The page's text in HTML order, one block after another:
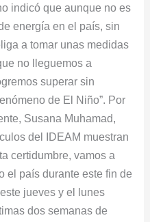
indicó que aunque no es
energía en el país, sin
a tomar unas medidas
no lleguemos a
superar sin
de El Niño”. Por
Susana Muhamad,
del IDEAM muestran
certidumbre, vamos a
el país durante este fin de
jueves y el lunes
dos semanas de